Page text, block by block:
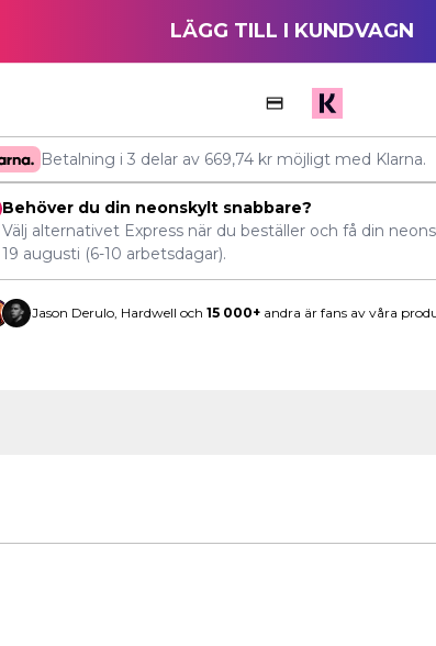
LÄGG TILL I KUNDVAGN
Betalning i 3 delar av 669,74 kr möjligt med Klarna.
Behöver du din neonskylt snabbare?
Välj alternativet Express när du beställer och få din
19 augusti (6-10 arbetsdagar).
Jason Derulo, Hardwell och 15 000+andra är fans av våra